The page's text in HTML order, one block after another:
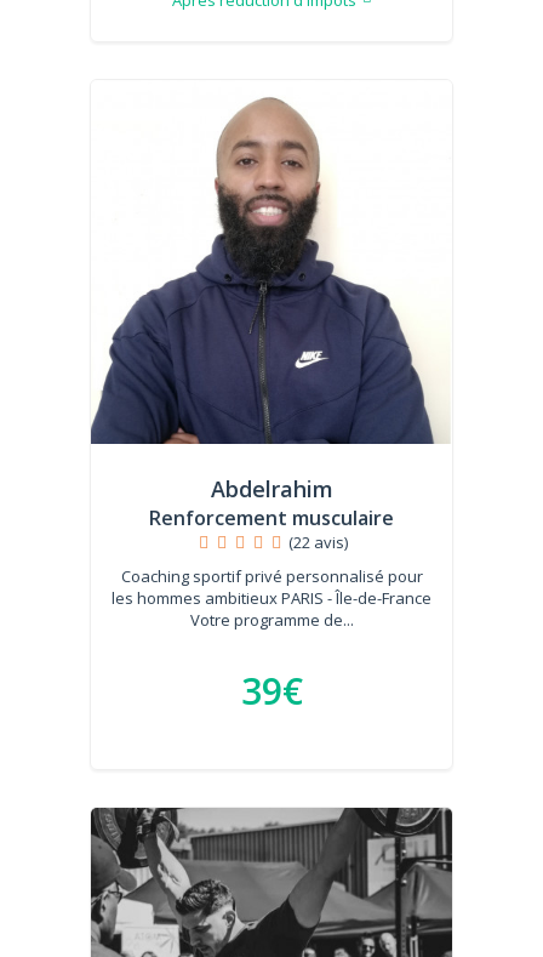
Abdelrahim
Renforcement musculaire
(22 avis)
Coaching sportif privé personnalisé pour
les hommes ambitieux PARIS - Île-de-France
Votre programme de...
39€